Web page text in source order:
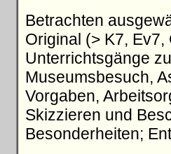
Betrachten
Original (> K7,
Unterrichtsgänge
Museumsbesuch,
Vorgaben,
Skizzieren und
Besonderheiten;